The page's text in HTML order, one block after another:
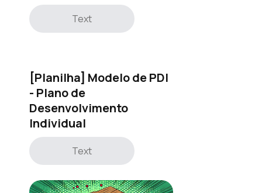
Text
[Planilha] Modelo de PDI
- Plano de
Desenvolvimento
Individual
Text